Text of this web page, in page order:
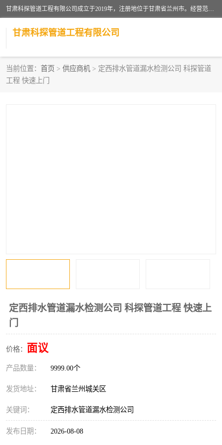
甘肃科探管道工程有限公司成立于2019年，注册地位于甘肃省兰州市。经营范围包括管道安装、清洗、疏通、维修、检测，防水工程，工程钻孔，化粪池清理，暖气安装，给排水管道安装维修，室内外管道如消防、供水、供热管道漏水检测定位，室内外防水堵漏等。
甘肃科探管道工程有限公司
当前位置： 首页 > 供应商机 > 定西排水管道漏水检测公司 科探管道
工程 快速上门
定西排水管道漏水检测公司 科探管道工程 快速上
门
价格： 面议
产品数量： 9999.00个
发货地址： 甘肃省兰州城关区
关键词： 定西排水管道漏水检测公司
发布日期： 2026-08-08